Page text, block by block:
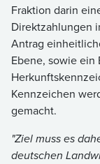
Fraktion darin
Direktzahlungen
Antrag
Ebene, sowie
Kennzeichen
gemacht.
"Ziel muss es
deutschen